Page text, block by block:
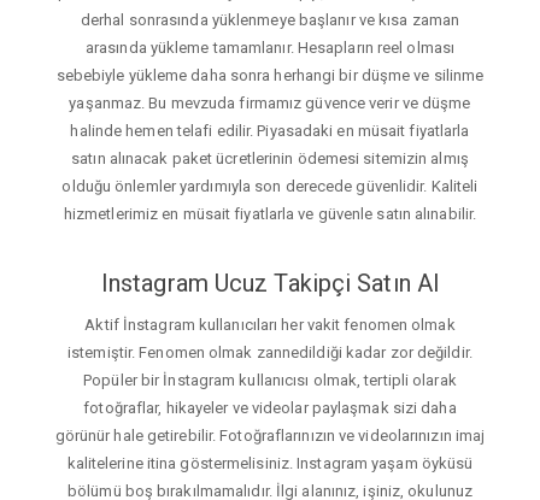
derhal sonrasında yüklenmeye başlanır ve kısa zaman
arasında yükleme tamamlanır. Hesapların reel olması
sebebiyle yükleme daha sonra herhangi bir düşme ve silinme
yaşanmaz. Bu mevzuda firmamız güvence verir ve düşme
halinde hemen telafi edilir. Piyasadaki en müsait fiyatlarla
satın alınacak paket ücretlerinin ödemesi sitemizin almış
olduğu önlemler yardımıyla son derecede güvenlidir. Kaliteli
hizmetlerimiz en müsait fiyatlarla ve güvenle satın alınabilir.
Instagram Ucuz Takipçi Satın Al
Aktif İnstagram kullanıcıları her vakit fenomen olmak
istemiştir. Fenomen olmak zannedildiği kadar zor değildir.
Popüler bir İnstagram kullanıcısı olmak, tertipli olarak
fotoğraflar, hikayeler ve videolar paylaşmak sizi daha
görünür hale getirebilir. Fotoğraflarınızın ve videolarınızın imaj
kalitelerine itina göstermelisiniz. Instagram yaşam öyküsü
bölümü boş bırakılmamalıdır. İlgi alanınız, işiniz, okulunuz